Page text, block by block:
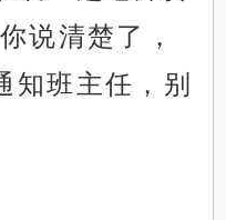
说清楚了，
知班主任，别